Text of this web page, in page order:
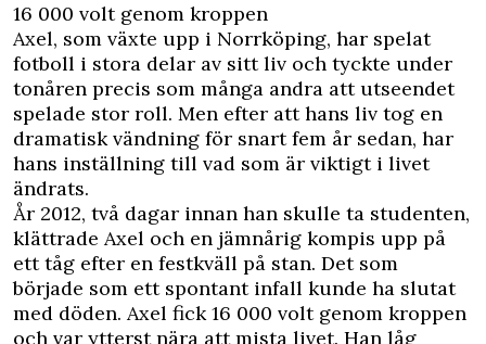
16 000 volt genom kroppen
Axel, som växte upp i Norrköping, har spelat
fotboll i stora delar av sitt liv och tyckte under
tonåren precis som många andra att utseendet
spelade stor roll. Men efter att hans liv tog en
dramatisk vändning för snart fem år sedan, har
hans inställning till vad som är viktigt i livet
ändrats.
År 2012, två dagar innan han skulle ta studenten,
klättrade Axel och en jämnårig kompis upp på
ett tåg efter en festkväll på stan. Det som
började som ett spontant infall kunde ha slutat
med döden. Axel fick 16 000 volt genom kroppen
och var ytterst nära att mista livet. Han låg